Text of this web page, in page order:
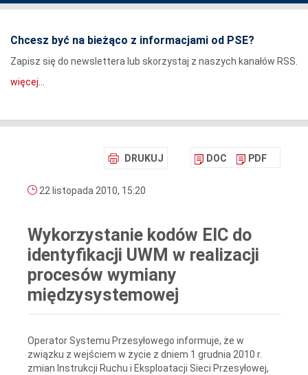
Chcesz być na bieżąco z informacjami od PSE?
Zapisz się do newslettera lub skorzystaj z naszych kanałów RSS.
więcej...
DRUKUJ DOC PDF
22 listopada 2010, 15:20
Wykorzystanie kodów EIC do
identyfikacji UWM w realizacji
procesów wymiany
międzysystemowej
Operator Systemu Przesyłowego informuje, że w
związku z wejściem w życie z dniem 1 grudnia 2010 r.
zmian Instrukcji Ruchu i Eksploatacji Sieci Przesyłowej,